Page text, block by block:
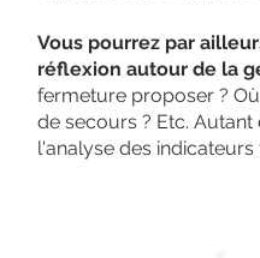
Vous pourrez par
réflexion autour de la
fermeture proposer ?
de secours ? Etc.
l'analyse des